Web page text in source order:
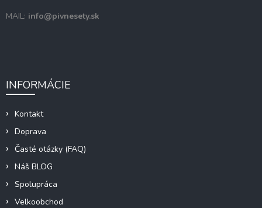
MAIL: info@pivnesety.sk
INFORMÁCIE
Kontakt
Doprava
Časté otázky (FAQ)
Náš BLOG
Spolupráca
Velkoobchod